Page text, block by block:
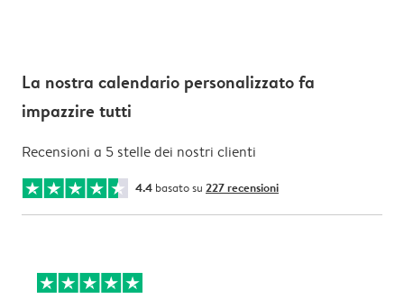
La nostra calendario personalizzato fa
impazzire tutti
Recensioni a 5 stelle dei nostri clienti
4.4 basato su 227 recensioni